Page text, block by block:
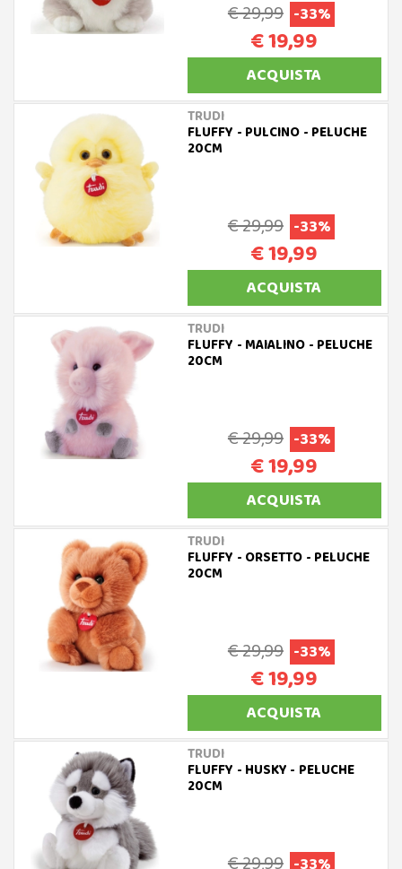
€ 29,99 -33%
€ 19,99
ACQUISTA
TRUDI
FLUFFY - PULCINO - PELUCHE
20CM
€ 29,99 -33%
€ 19,99
ACQUISTA
TRUDI
FLUFFY - MAIALINO - PELUCHE
20CM
€ 29,99 -33%
€ 19,99
ACQUISTA
TRUDI
FLUFFY - ORSETTO - PELUCHE
20CM
€ 29,99 -33%
€ 19,99
ACQUISTA
TRUDI
FLUFFY - HUSKY - PELUCHE
20CM